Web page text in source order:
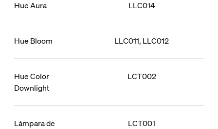
Hue Aura LLC014
Hue Bloom LLC011, LLC012
Hue Color
Downlight
LCT002
Lámpara de
LCT001